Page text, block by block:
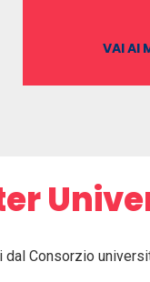
VAI AI
dal Consorzio